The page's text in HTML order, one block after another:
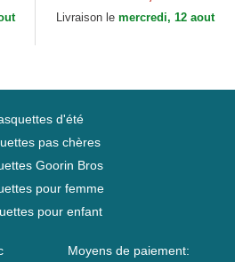
League Essential New York...
Livraison le mercredi, 12 aout
d'été
pas chères
Goorin Bros
pour femme
pour enfant
Moyens de paiement: